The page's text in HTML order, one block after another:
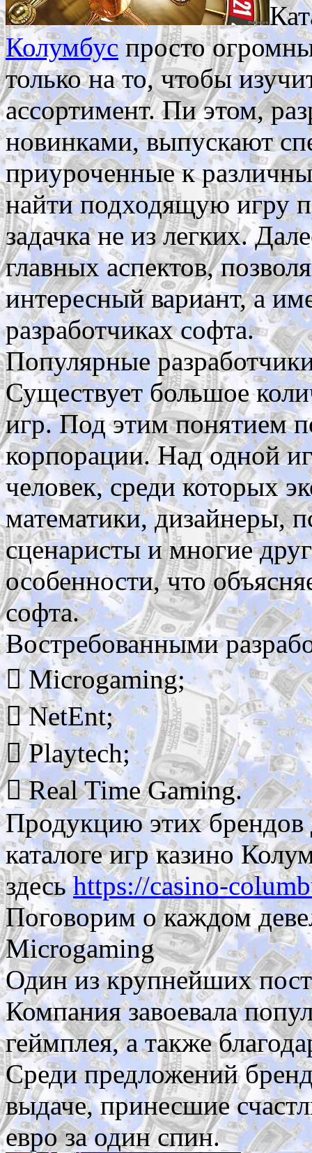
Колумбуспросто
только на то, чтобы
ассортимент. Пи этом,
новинками, выпускают
приуроченные к
найти подходящую игру
задачка не из легких.
главных аспектов,
интересный вариант, а
разработчиках софта.
Популярные
Существует большое
игр. Под этим понятием
корпорации. Над одной
человек, среди которых
математики, дизайнеры,
сценаристы и многие
особенности, что
софта.
Востребованными
 Microgaming;
 NetEnt;
 Playtech;
 Real Time Gaming.
Продукцию этих брендов
каталоге игр казино
здесьhttps://casino-
Поговорим о каждом
Microgaming
Один из крупнейших
Компания завоевала
геймплея, а также
Среди предложений
выдаче, принесшие
евро за один спин.